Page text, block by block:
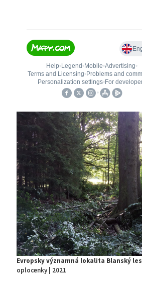
Evropsky významná lokalita Blanský les
oplocenky | 2021